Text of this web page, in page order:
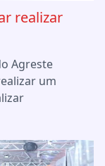
realizar
Agreste
um